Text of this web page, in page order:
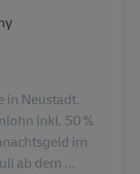
in Neustadt.
inkl. 50 %
im
ab dem ...